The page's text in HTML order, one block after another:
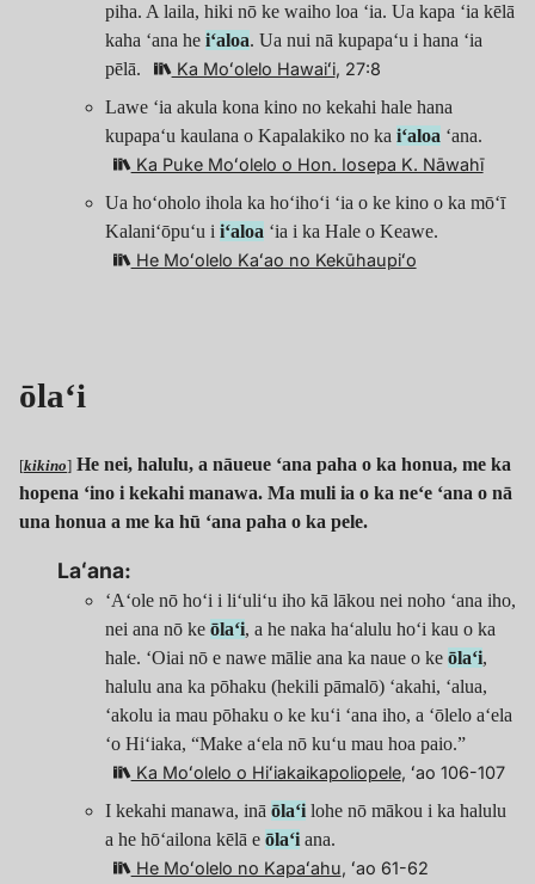
piha. A laila, hiki nō ke waiho loa ʻia. Ua kapa ʻia kēlā
kaha ʻana he iʻaloa. Ua nui nā kupapaʻu i hana ʻia
pēlā.
Ka Moʻolelo Hawaiʻi, 27:8
Lawe ʻia akula kona kino no kekahi hale hana
kupapaʻu kaulana o Kapalakiko no ka iʻaloa ʻana.
Ka Puke Moʻolelo o Hon. Iosepa K. Nāwahī
Ua hoʻoholo ihola ka hoʻihoʻi ʻia o ke kino o ka mōʻī
Kalaniʻōpuʻu i iʻaloa ʻia i ka Hale o Keawe.
He Moʻolelo Kaʻao no Kekūhaupiʻo
ōlaʻi
[kikino] He nei, halulu, a nāueue ʻana paha o ka honua, me ka
hopena ʻino i kekahi manawa. Ma muli ia o ka neʻe ʻana o nā
una honua a me ka hū ʻana paha o ka pele.
Laʻana:
ʻAʻole nō hoʻi i liʻuliʻu iho kā lākou nei noho ʻana iho,
nei ana nō ke ōlaʻi, a he naka haʻalulu hoʻi kau o ka
hale. ʻOiai nō e nawe mālie ana ka naue o ke ōlaʻi,
halulu ana ka pōhaku (hekili pāmalō) ʻakahi, ʻalua,
ʻakolu ia mau pōhaku o ke kuʻi ʻana iho, a ʻōlelo aʻela
ʻo Hiʻiaka, “Make aʻela nō kuʻu mau hoa paio.”
Ka Moʻolelo o Hiʻiakaikapoliopele, ʻao 106-107
I kekahi manawa, inā ōlaʻi lohe nō mākou i ka halulu
a he hōʻailona kēlā e ōlaʻi ana.
He Moʻolelo no Kapaʻahu, ʻao 61-62